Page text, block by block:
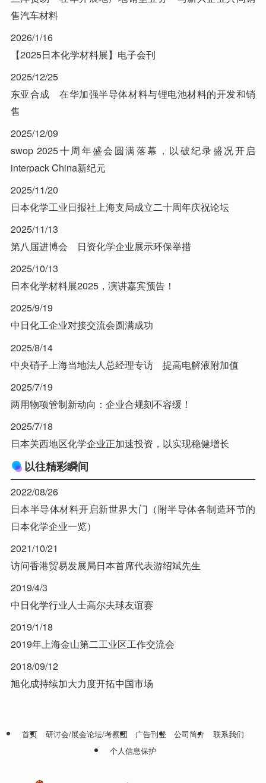
售汽车材料
2026/1/16
【2025日本化学材料展】电子会刊
2025/12/25
东亚合成 在华加强半导体材料与锂电池材料的开发和销
售
2025/12/09
swop 2025十周年盛会圆满落幕，以破纪录盛况开启
interpack China新纪元
2025/11/20
日本化学工业日报社上海支局成立二十周年庆祝论坛
2025/11/13
第八届进博会 日资化学企业展示环保举措
2025/10/13
日本化学材料展2025，演讲嘉宾预告！
2025/9/19
中日化工企业对接交流会圆满成功
2025/8/14
中央硝子上海当地法人总经理专访 提高电解液附加值
2025/7/19
两用物项管制新动向：企业合规刻不容缓！
2025/7/18
日本关西地区化学企业正加速投资，以实现稳健增长
以往精彩瞬间
2022/08/26
日本半导体材料开启新世界大门（附半导体各制造环节的
日本化学企业一览）
2021/10/21
访问香港贸易发展局日本首席代表游绍斌先生
2019/4/3
中日化学行业人士高尔夫球友谊赛
2019/1/18
2019年上海金山第二工业区工作交流会
2018/09/12
旭化成持续加大力度开拓中国市场
首页 研讨会/展会论坛/考察团 广告刊登 公司简介
联系我们
个人信息保护